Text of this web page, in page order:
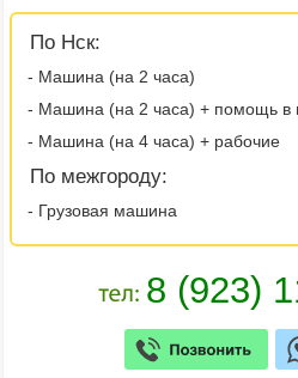
По Нск:
- Машина (на 2 часа)
- Машина (на 2 часа) + помощь в
- Машина (на 4 часа) + рабочие
По межгороду:
- Грузовая машина